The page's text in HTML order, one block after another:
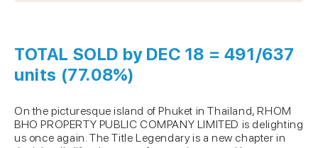
TOTAL SOLD by DEC 18 = 491/637
units (77.08%)
On the picturesque island of Phuket in Thailand, RHOM
BHO PROPERTY PUBLIC COMPANY LIMITED is delighting
us once again. The Title Legendary is a new chapter in